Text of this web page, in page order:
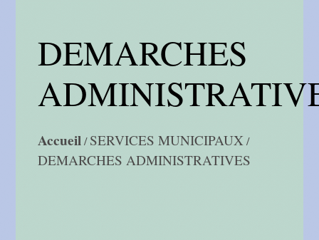
DEMARCHES
Accueil/SERVICES MUNICIPAUX /
DEMARCHES ADMINISTRATIVES